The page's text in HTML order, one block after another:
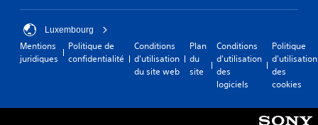
Luxembourg
Mentions
juridiques
Politique de
confidentialité
Conditions
d'utilisation
du site web
Plan
du
site
Conditions
d'utilisation
des
logiciels
Politique
d'utilisation
des
cookies